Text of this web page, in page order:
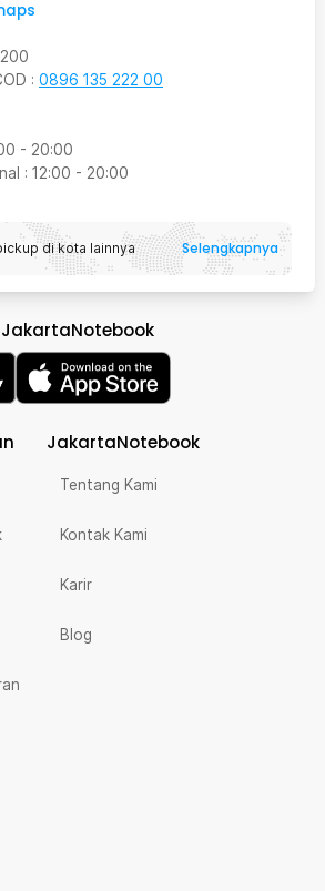
: 0896 135 222 00
- 20:00
: 12:00 - 20:00
di kota lainnya Selengkapnya
JakartaNotebook
Tentang Kami
Kontak Kami
Karir
Blog